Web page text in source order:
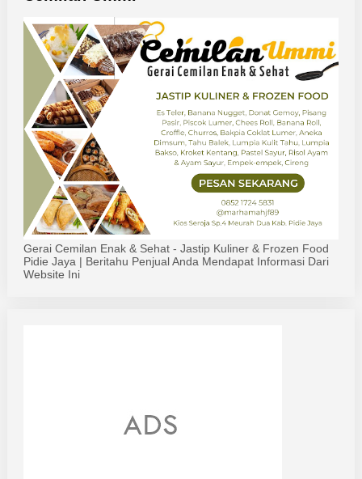
Gerai Cemilan Enak & Sehat - Jastip Kuliner & Frozen Food
Pidie Jaya | Beritahu Penjual Anda Mendapat Informasi Dari
Website Ini